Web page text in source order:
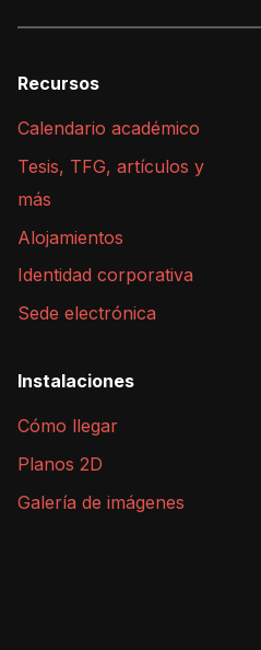
Recursos
Calendario académico
Tesis, TFG, artículos y
más
Alojamientos
Identidad corporativa
Sede electrónica
Instalaciones
Cómo llegar
Planos 2D
Galería de imágenes